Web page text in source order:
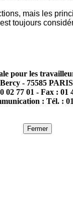
mais les
toujours
pour les
- 75585
02 77 01 - Fax : 01
: Tél. :